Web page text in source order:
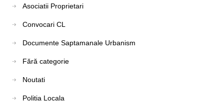
Asociatii Proprietari
Convocari CL
Documente Saptamanale Urbanism
Fără categorie
Noutati
Politia Locala